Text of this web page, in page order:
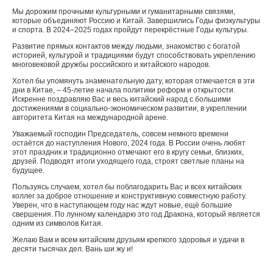
Мы дорожим прочными культурными и гуманитарными связями,
которые объединяют Россию и Китай. Завершились Годы физкультуры
и спорта. В 2024–2025 годах пройдут перекрёстные Годы культуры.
Развитие прямых контактов между людьми, знакомство с богатой
историей, культурой и традициями будут способствовать укреплению
многовековой дружбы российского и китайского народов.
Хотел бы упомянуть знаменательную дату, которая отмечается в эти
дни в Китае, – 45-летие начала политики реформ и открытости.
Искренне поздравляю Вас и весь китайский народ с большими
достижениями в социально-экономическом развитии, в укреплении
авторитета Китая на международной арене.
Уважаемый господин Председатель, совсем немного времени
остаётся до наступления Нового, 2024 года. В России очень любят
этот праздник и традиционно отмечают его в кругу семьи, близких,
друзей. Подводят итоги уходящего года, строят светлые планы на
будущее.
Пользуясь случаем, хотел бы поблагодарить Вас и всех китайских
коллег за доброе отношение и конструктивную совместную работу.
Уверен, что в наступающем году нас ждут новые, ещё большие
свершения. По лунному календарю это год Дракона, который является
одним из символов Китая.
Желаю Вам и всем китайским друзьям крепкого здоровья и удачи в
десяти тысячах дел. Вань ши жу и!